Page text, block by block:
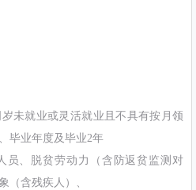
就业或灵活就业且不具有按月领
毕业年度及毕业2年
员、脱贫劳动力（含防返贫监测对
（含残疾人）、